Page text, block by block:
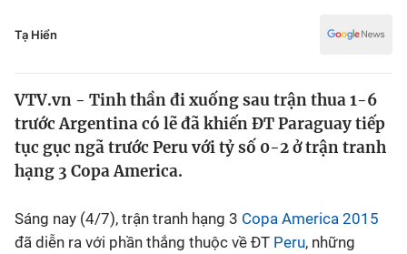
Chân dung
Sự kiện
Bóng đá
Tạ Hiển
VTV.vn - Tinh thần đi xuống sau trận thua 1-6
trước Argentina có lẽ đã khiến ĐT Paraguay tiếp
tục gục ngã trước Peru với tỷ số 0-2 ở trận tranh
hạng 3 Copa America.
Sáng nay (4/7), trận tranh hạng 3 Copa America 2015
đã diễn ra với phần thắng thuộc về ĐT Peru, những